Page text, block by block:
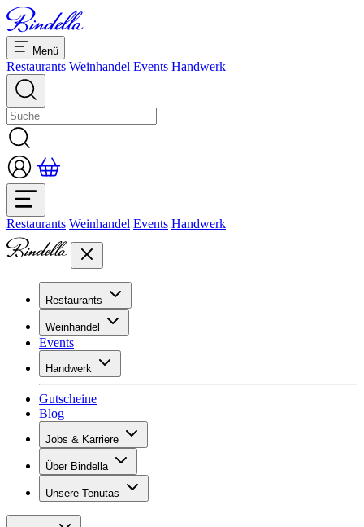
Menü
Restaurants Weinhandel Events Handwerk
Restaurants Weinhandel Events Handwerk
Restaurants
Übersicht Restaurants
Bankette & Events
Dolcezze
Weinhandel
Übersicht
Sortiment
Vinotecas
Inspiration
Weinwissen
Events
Handwerk
Übersicht
Gipsen
Gutscheine
Blog
Jobs & Karriere
Übersicht
Offene Stellen
Ihre Vorteile
Werte
Über Bindella
Geschichte
Unsere Tenutas